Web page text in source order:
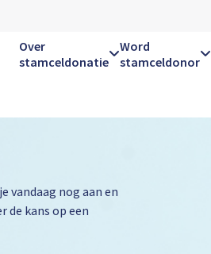
Over
stamceldonatie
Word
stamceldonor
vandaag nog aan en
de kans op een